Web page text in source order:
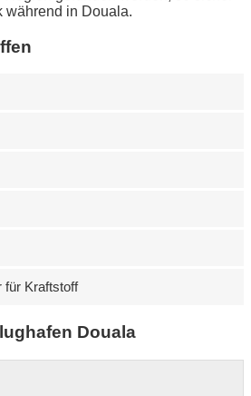
während in Douala.
für Kraftstoff
Douala